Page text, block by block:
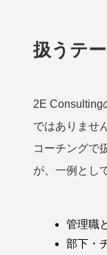
扱うテ
2E Consulting
ではありませ
コーチングで
が、一例とし
管理職
部下・